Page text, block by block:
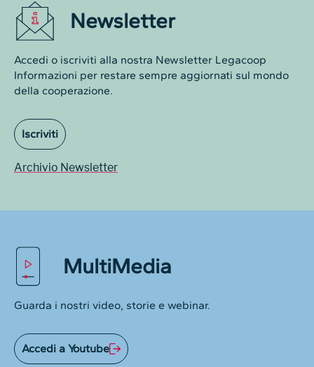
Newsletter
Accedi o iscriviti alla nostra Newsletter Legacoop
Informazioni per restare sempre aggiornati sul mondo
della cooperazione.
Iscriviti
Archivio Newsletter
MultiMedia
Guarda i nostri video, storie e webinar.
Accedi a Youtube